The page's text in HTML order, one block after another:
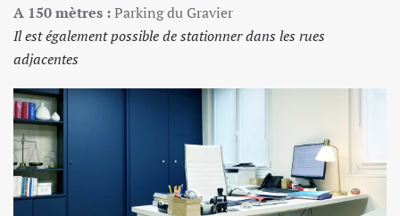
A 150 mètres :Parking du Gravier
Il est également possible de stationner dans les rues
adjacentes